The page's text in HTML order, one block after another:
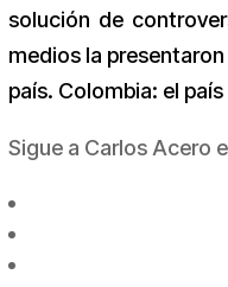
solución de
medios la
país. Colombia: el
Sigue a Carlos Acero